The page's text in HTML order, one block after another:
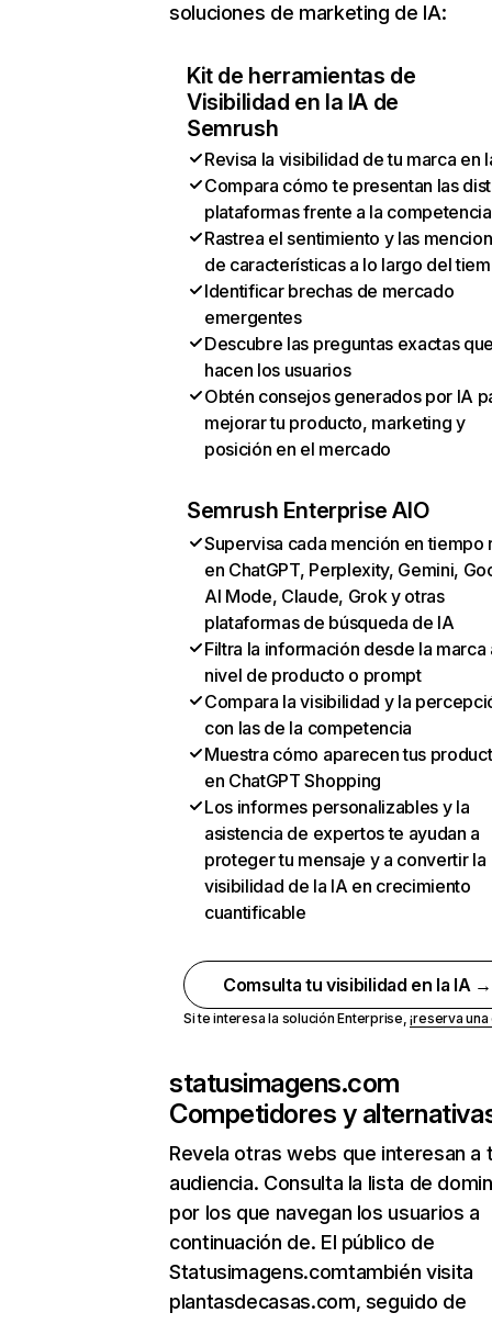
soluciones de marketing de IA:
Kit de herramientas de
Visibilidad en la IA de
Semrush
Revisa la visibilidad de tu marca en
Compara cómo te presentan las
plataformas frente a la competencia
Rastrea el sentimiento y las
de características a lo largo del
Identificar brechas de mercado
emergentes
Descubre las preguntas exactas
hacen los usuarios
Obtén consejos generados por IA
mejorar tu producto, marketing y
posición en el mercado
Semrush Enterprise AIO
Supervisa cada mención en tiempo
en ChatGPT, Perplexity, Gemini,
AI Mode, Claude, Grok y otras
plataformas de búsqueda de IA
Filtra la información desde la marca
nivel de producto o prompt
Compara la visibilidad y la
con las de la competencia
Muestra cómo aparecen tus
en ChatGPT Shopping
Los informes personalizables y la
asistencia de expertos te ayudan a
proteger tu mensaje y a convertir la
visibilidad de la IA en crecimiento
cuantificable
Comsulta tu visibilidad en la IA →
Si te interesa la solución Enterprise,¡reserva
statusimagens.com
Competidores y
Revela otras webs que interesan a
audiencia. Consulta la lista de
por los que navegan los usuarios a
continuación de. El público de
Statusimagens.comtambién visita
plantasdecasas.com, seguido de